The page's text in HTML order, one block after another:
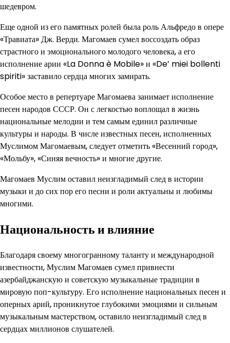
шедевром.
Еще одной из его памятных ролей была роль Альфредо в опере
«Травиата» Дж. Верди. Магомаев сумел воссоздать образ
страстного и эмоционального молодого человека, а его
исполнение арии «La Donna è Mobile» и «De’ miei bollenti
spiriti» заставило сердца многих замирать.
Особое место в репертуаре Магомаева занимает исполнение
песен народов СССР. Он с легкостью воплощал в жизнь
национальные мелодии и тем самым единил различные
культуры и народы. В числе известных песен, исполненных
Муслимом Магомаевым, следует отметить «Весенний город»,
«Мольбу», «Синяя вечность» и многие другие.
Магомаев Муслим оставил неизгладимый след в истории
музыки и до сих пор его песни и роли актуальны и любимы
многими.
Национальность и влияние
Благодаря своему многогранному таланту и международной
известности, Муслим Магомаев сумел привнести
азербайджанскую и советскую музыкальные традиции в
мировую поп-культуру. Его исполнение национальных песен и
оперных арий, проникнутое глубокими эмоциями и сильным
музыкальным мастерством, оставило неизгладимый след в
сердцах миллионов слушателей.